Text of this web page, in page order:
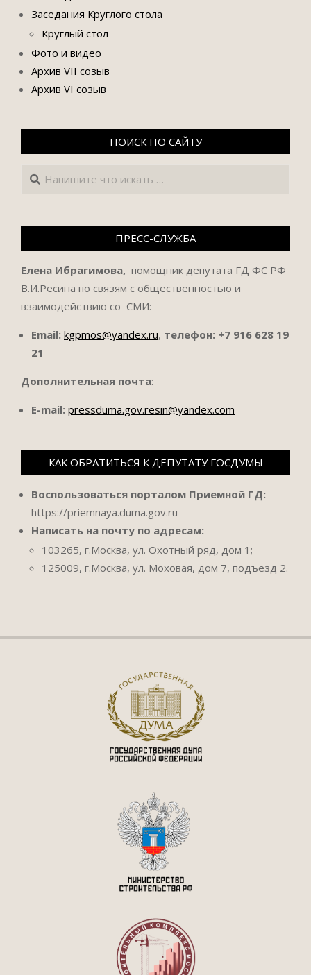
Заседания Круглого стола
Круглый стол
Фото и видео
Архив VII созыв
Архив VI созыв
ПОИСК ПО САЙТУ
Поиск
ПРЕСС-СЛУЖБА
Елена Ибрагимова, помощник депутата ГД ФС РФ
В.И.Ресина по связям с общественностью и
взаимодействию со СМИ:
Email: kgpmos@yandex.ru, телефон: +7 916 628 19
21
Дополнительная почта:
E-mail: pressduma.gov.resin@yandex.com
КАК ОБРАТИТЬСЯ К ДЕПУТАТУ ГОСДУМЫ
Воспользоваться порталом Приемной ГД:
https://priemnaya.duma.gov.ru
Написать на почту по адресам:
103265, г.Москва, ул. Охотный ряд, дом 1;
125009, г.Москва, ул. Моховая, дом 7, подъезд 2.